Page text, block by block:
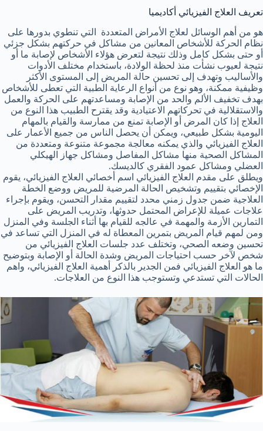
تعريف العلاج الفيزيائي أكاديميا
هو من أهم الوسائل لعلاج الأمراض المتعددة التي تنطوي بدورها على
نظام الحركة للأشخاص المعانين من مشاكل في حركتهم بشكل جزئي
أو حتى بشكل كامل وذلك نتيجة لتعرض هؤلاء الأشخاص لإصابة ما أو
نتيجة لعيوب نشأت منذ لحظة الولادة، باستخدام مختلف الأدوات
والأساليب وتهدف إلى تحسين حالة المريض إلى المستوى الأكثر
وظيفية ممكنة، وهو نوع من أنواع الرعاية الطبية التي تعطى للأشخاص
بهدف تخفيف الألم والحد من الإصابة ومساعدتهم على الحركة والعمل
والاستقلالية في تحركاتهم الاعتيادية وقد يقترح الطبيب هذا النوع من
العلاج إذا كان المرض أو الإصابة تمنع من ممارسة والقيام بالمهام
اليومية بشكل طبيعي، ويمكن أن يحصل الناس من جميع الأعمار على
العلاج الفيزيائي والذي يمكنه معالجة مجموعة متنوعة ومتعددة من
المشاكل الصحية منها مشاكل المفاصل ومشاكل جهاز الهيكلي
العضلي ومشاكل عمود الفقري كالديسك.
ويطلق على مقدم العلاج الفيزيائي اسم أخصائي العلاج الفيزيائي، يقوم
الإخصائي بتقييم وتشخيص الحالة المرضية للمريض ووضع الخطة
العلاجية ضمن جدول زمني محدد لتقييم مقدار التحسن، ويقوم بإجراء
علاجات عميلة للإعراض المحتمل حدوثها، وتدريب المريض على
التمارين الأزمة والمهمة في عالجه للقيام بها أثناء الجلسة وفي المنزل
ومن لمهم قيام المريض بتمرين المعطاة له في المنزل التي تساعد في
تحسين وضعه الصحي، وتختلف عدد جلسات العلاج الفيزيائي من
شخص لآخر حسب احتياجات المريض وشدة الحالة أو الإصابة وبتوضيح
ما هو العلاج الفيزيائي فمن الجدير بالذكر أهمية العلاج الفيزيائي، واهم
الحالات التي تستدعي وتستوجب هذا النوع من العلاجات.